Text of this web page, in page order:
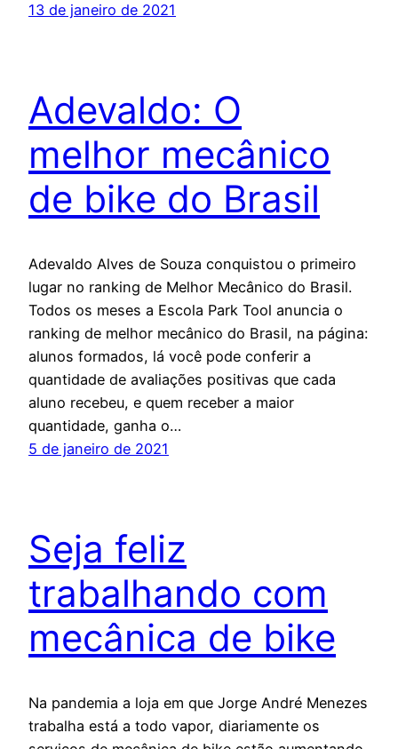
13 de janeiro de 2021
Adevaldo: O
melhor mecânico
de bike do Brasil
Adevaldo Alves de Souza conquistou o primeiro
lugar no ranking de Melhor Mecânico do Brasil.
Todos os meses a Escola Park Tool anuncia o
ranking de melhor mecânico do Brasil, na página:
alunos formados, lá você pode conferir a
quantidade de avaliações positivas que cada
aluno recebeu, e quem receber a maior
quantidade, ganha o…
5 de janeiro de 2021
Seja feliz
trabalhando com
mecânica de bike
Na pandemia a loja em que Jorge André Menezes
trabalha está a todo vapor, diariamente os